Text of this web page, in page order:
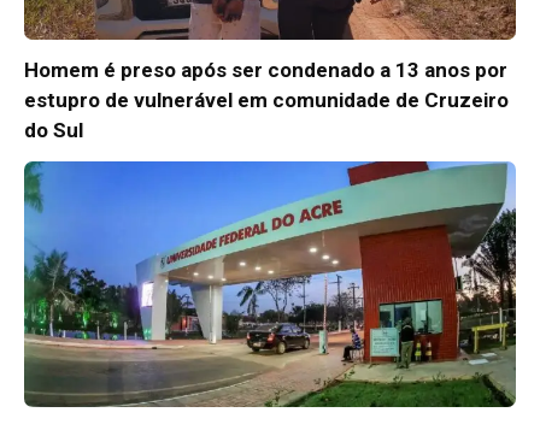
Homem é preso após ser condenado a 13 anos por
estupro de vulnerável em comunidade de Cruzeiro
do Sul